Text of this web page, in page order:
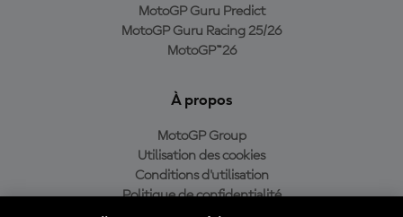
MotoGP Guru Predict
MotoGP Guru Racing 25/26
MotoGP™26
À propos
MotoGP Group
Utilisation des cookies
Conditions d'utilisation
Politique de confidentialité